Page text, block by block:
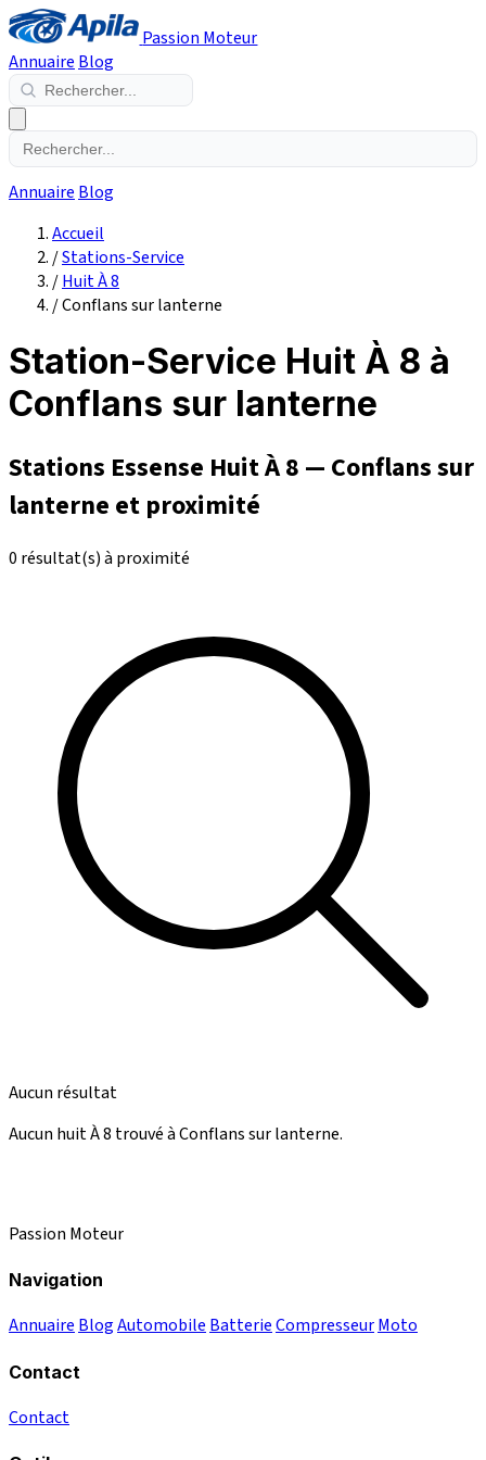
Passion Moteur
Annuaire Blog
Annuaire Blog
Accueil
/Stations-Service
/Huit À 8
/Conflans sur lanterne
Station-Service Huit À 8 à
Conflans sur lanterne
Stations Essense Huit À 8 — Conflans sur
lanterne et proximité
0 résultat(s) à proximité
Aucun résultat
Aucun huit À 8 trouvé à Conflans sur lanterne.
Passion Moteur
Navigation
Annuaire BlogAutomobile BatterieCompresseurMoto
Contact
Contact